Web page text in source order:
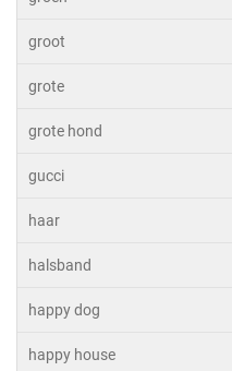
groot
grote
grote hond
gucci
haar
halsband
happy dog
happy house